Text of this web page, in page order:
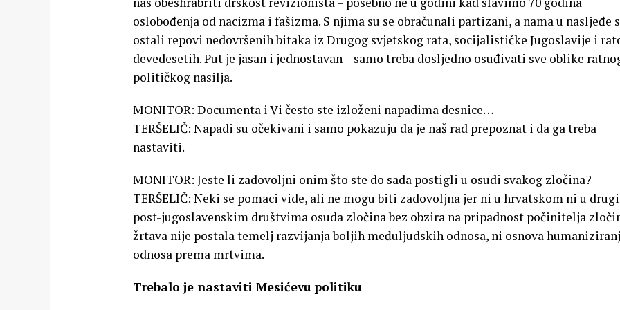
oslobođenja od nacizma i fašizma. S njima su se obračunali partizani, a nama u nasljeđe
ostali repovi nedovršenih bitaka iz Drugog svjetskog rata, socijalističke Jugoslavije i
devedesetih. Put je jasan i jednostavan – samo treba dosljedno osuđivati sve oblike
političkog nasilja.
MONITOR: Documenta i Vi često ste izloženi napadima desnice…
TERŠELIČ: Napadi su očekivani i samo pokazuju da je naš rad prepoznat i da ga treba
nastaviti.
MONITOR: Jeste li zadovoljni onim što ste do sada postigli u osudi svakog zločina?
TERŠELIČ: Neki se pomaci vide, ali ne mogu biti zadovoljna jer ni u hrvatskom ni u
post-jugoslavenskim društvima osuda zločina bez obzira na pripadnost počinitelja
žrtava nije postala temelj razvijanja boljih međuljudskih odnosa, ni osnova
odnosa prema mrtvima.
Trebalo je nastaviti Mesićevu politiku